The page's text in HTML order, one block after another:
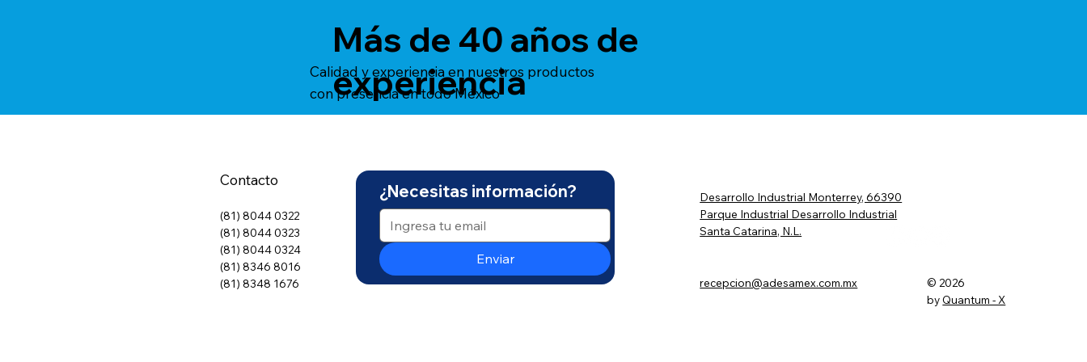
Más de 40 años de
experiencia
Calidad y experiencia en nuestros productos
con presencia en todo México
Contacto
(81) 8044 0322
(81) 8044 0323
(81) 8044 0324
(81) 8346 8016
(81) 8348 1676
¿Necesitas información?
Enviar
Desarrollo Industrial Monterrey, 66390
Parque Industrial Desarrollo Industrial
Santa Catarina, N.L.
recepcion@adesamex.com.mx
© 2026
byQuantum - X